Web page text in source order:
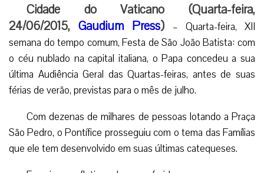
Cidade do Vaticano (Quarta-feira,
24/06/2015, Gaudium Press)
– Quarta-feira, XII
semana do tempo comum, Festa de São João Batista: com
o céu nublado na capital italiana, o Papa concedeu a sua
última Audiência Geral das Quartas-feiras, antes de suas
férias de verão, previstas para o mês de julho.
Com dezenas de milhares de pessoas lotando a Praça
São Pedro, o Pontífice prosseguiu com o tema das Famílias
que ele tem desenvolvido em suas últimas catequeses.